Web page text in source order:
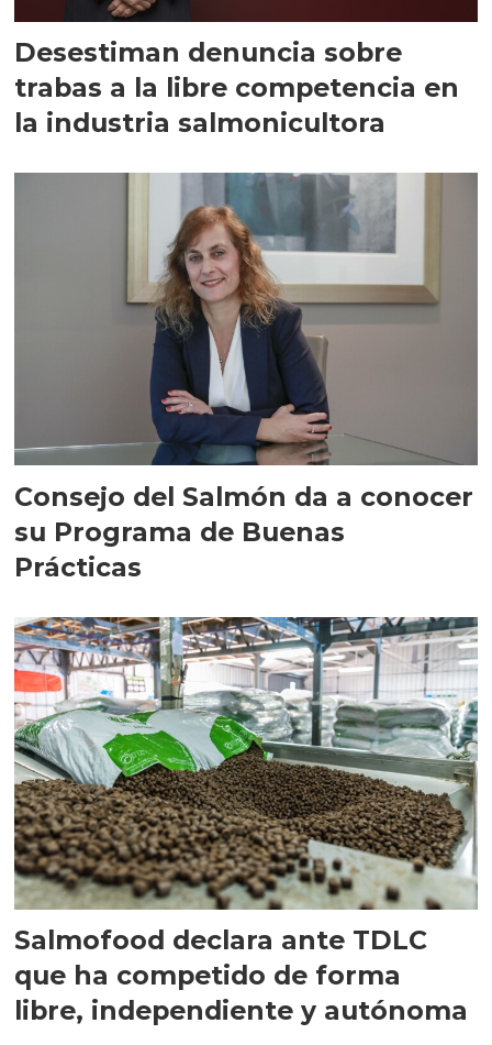
Desestiman denuncia sobre
trabas a la libre competencia en
la industria salmonicultora
Consejo del Salmón da a conocer
su Programa de Buenas
Prácticas
Salmofood declara ante TDLC
que ha competido de forma
libre, independiente y autónoma